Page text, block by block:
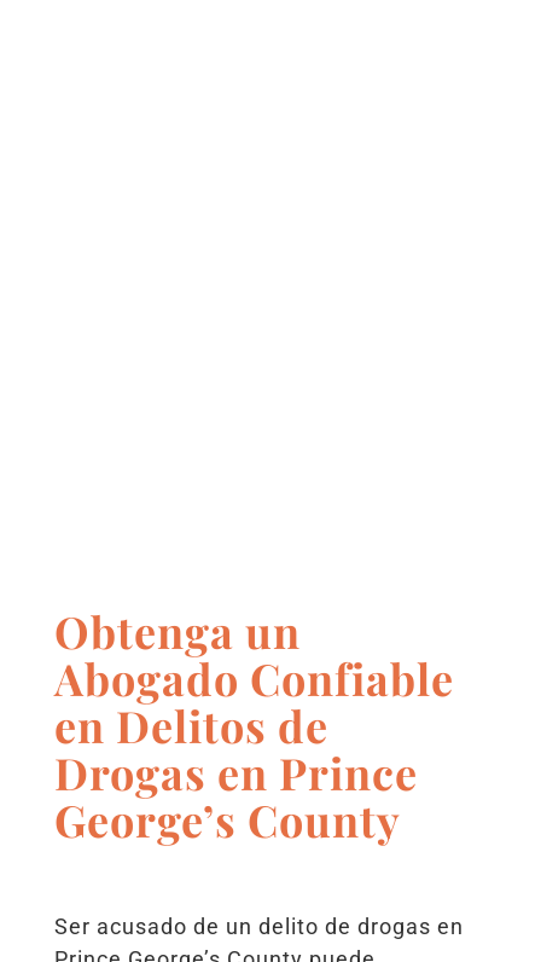
Obtenga un
Abogado Confiable
en Delitos de
Drogas en Prince
George’s County
Ser acusado de un delito de drogas en